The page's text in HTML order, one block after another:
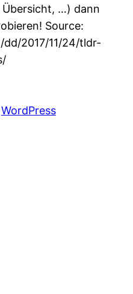
…) dann
Source:
2017/11/24/tldr-
WordPress